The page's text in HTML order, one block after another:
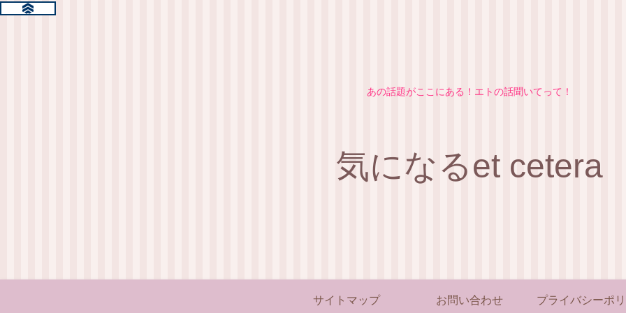
あの話題がここにある！エトの話聞いてって！
気になるet cetera
サイトマップ お問い合わせ プライバシーポ